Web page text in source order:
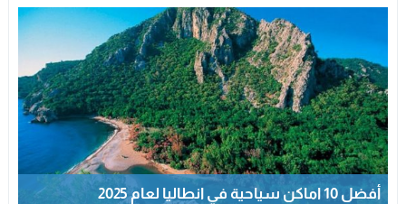
أفضل 10معالم تاريخية في جده 2025